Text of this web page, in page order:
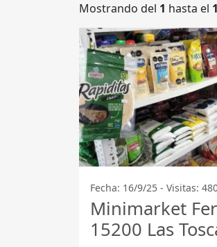
Mostrando del 1 hasta el 1
Fecha: 16/9/25 - Visitas:
Minimarket
15200 Las